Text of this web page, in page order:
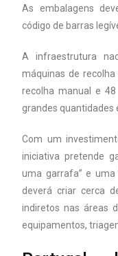
As embalagens
código de barras
A infraestrutura
máquinas de
recolha manual e
grandes quantidades
Com um
iniciativa pretende
uma garrafa” e
deverá criar cerca
indiretos nas áreas
equipamentos,